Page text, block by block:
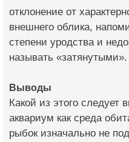
отклонение от
внешнего облика,
степени уродства и
называть «затянутыми».
Выводы
Какой из этого следует
аквариум как среда
рыбок изначально не